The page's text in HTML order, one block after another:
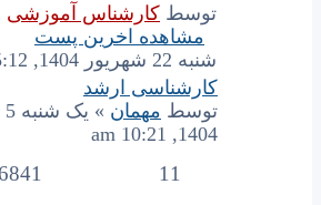
توسط کارشناس آموزشی
مشاهده اخرین پست
شنبه 22 شهریور 1404, 5:12 pm
کارشناسی ارشد
توسط مهمان
1404, 10:21 am
11